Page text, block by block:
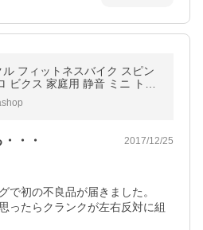
ル フィットネスバイク スピン
ビクス 家庭用 静音 ミニ トレ
・・ 2017/12/25
で初の不良品が届きました。
ったらクランクが左右反対に組